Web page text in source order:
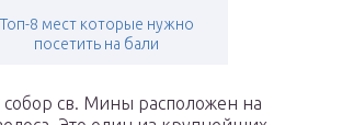
Топ-8 мест которые нужно
посетить на бали
св. Мины расположен на